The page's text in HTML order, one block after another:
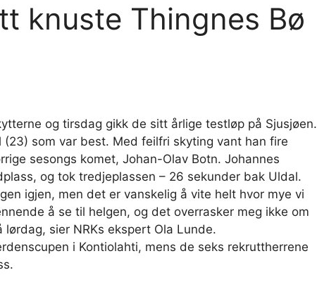
knuste Thingnes Bø
og tirsdag gikk de sitt årlige testløp på Sjusjøen.
som var best. Med feilfri skyting vant han fire
sesongs komet, Johan-Olav Botn. Johannes
og tok tredjeplassen – 26 sekunder bak Uldal.
igjen, men det er vanskelig å vite helt hvor mye vi
å se til helgen, og det overrasker meg ikke om
sier NRKs ekspert Ola Lunde.
i Kontiolahti, mens de seks rekruttherrene